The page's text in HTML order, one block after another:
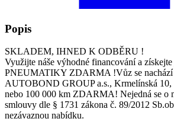
Popis
SKLADEM, IHNED K ODBĚRU !
Využijte náše výhodné financování a
PNEUMATIKY ZDARMA !Vůz se nachází
AUTOBOND GROUP a.s., Krmelínská 10,
nebo 100 000 km ZDARMA! Nejedná se o
smlouvy dle § 1731 zákona č. 89/2012
nezávaznou nabídku.